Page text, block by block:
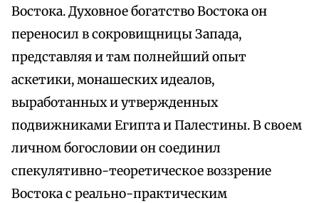
Востока. Духовное богатство Востока он
переносил в сокровищницы Запада,
представляя и там полнейший опыт
аскетики, монашеских идеалов,
выработанных и утвержденных
подвижниками Египта и Палестины. В своем
личном богословии он соединил
спекулятивно-теоретическое воззрение
Востока с реально-практическим